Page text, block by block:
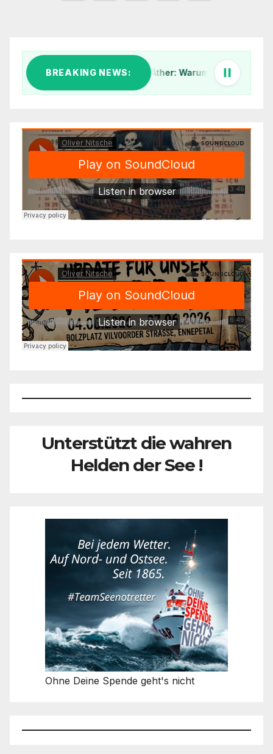
BREAKING NEWS:
Klar Schiff im digitalen Äther: Warum wir unsere IT-
Unterstützt die wahren
Helden der See !
Ohne Deine Spende geht's nicht